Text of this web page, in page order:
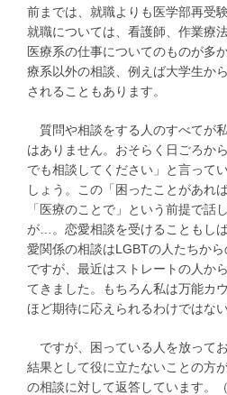
前までは、就職よりも医学部再受
就職については、看護師、作業療
医療系の仕事についてのものが多
療系以外の相談、例えば大学生か
されることもあります。
質問や相談をする人のすべてが
はありません。おそらく日ごろか
でも相談してください」と言って
しょう。この「困ったことがあれ
「医療のことで」という前提で話
が…。恋愛相談を受けることもし
愛関係の相談はLGBTの人たちか
ですが、最近はストレートの人か
てきました。もちろん私は万能カ
ほど期待に応えられるわけではな
ですが、困っている人を放って
結果として役に立たないことの方
の相談に対して返答しています。